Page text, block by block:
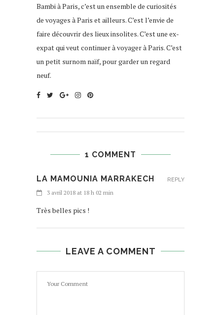
Bambi à Paris, c’est un ensemble de curiosités
de voyages à Paris et ailleurs. C’est l’envie de
faire découvrir des lieux insolites. C’est une ex-
expat qui veut continuer à voyager à Paris. C’est
un petit surnom naïf, pour garder un regard
neuf.
1 COMMENT
LA MAMOUNIA MARRAKECH
3 avril 2018 at 18 h 02 min
Très belles pics !
REPLY
LEAVE A COMMENT